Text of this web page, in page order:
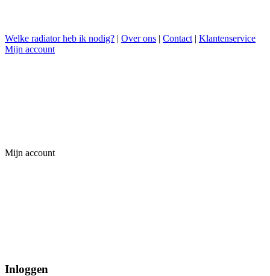
Welke radiator heb ik nodig? | Over ons | Contact | Klantenservice
Mijn account
Mijn account
Inloggen